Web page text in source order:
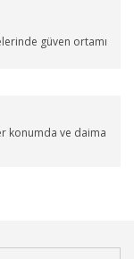
güven ortamı
konumda ve daima